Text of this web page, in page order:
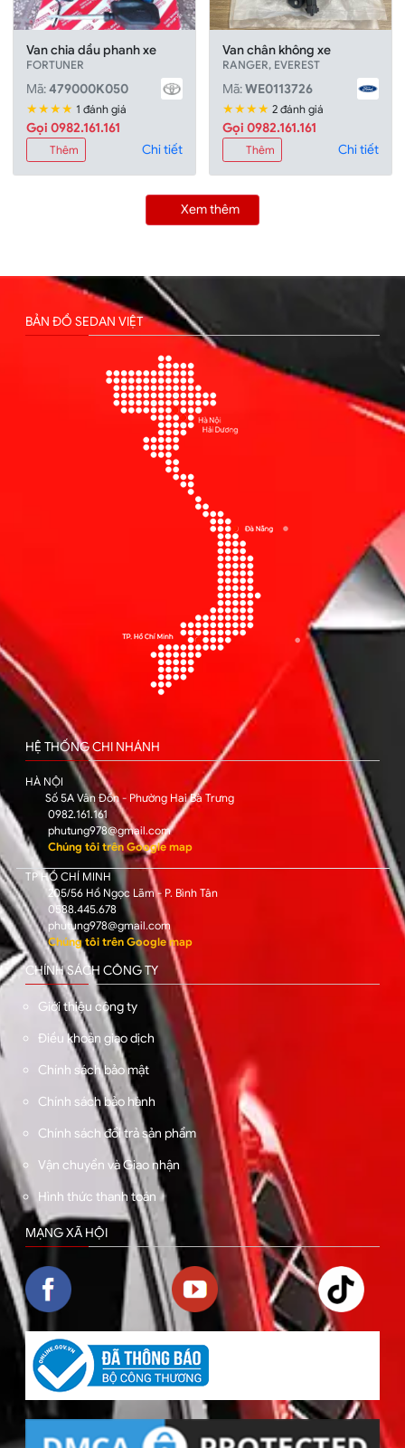
Van chia dầu phanh xe
FORTUNER
Mã:479000K050
★★★★ 1 đánh giá
Gọi 0982.161.161
Thêm Chi tiết
Van chân không xe
RANGER, EVEREST
Mã:WE0113726
★★★★ 2 đánh giá
Gọi 0982.161.161
Thêm Chi tiết
Xem thêm
BẢN ĐỒ SEDAN VIỆT
HỆ THỐNG CHI NHÁNH
HÀ NỘI
Số 5A Vân Đồn - Phường Hai Bà Trưng
0982.161.161
phutung978@gmail.com
Chúng tôi trên Google map
TP HỒ CHÍ MINH
205/56 Hồ Ngọc Lãm - P. Bình Tân
0588.445.678
phutung978@gmail.com
Chúng tôi trên Google map
CHÍNH SÁCH CÔNG TY
Giới thiệu công ty
Điều khoản giao dịch
Chính sách bảo mật
Chính sách bảo hành
Chính sách đổi trả sản phẩm
Vận chuyển và Giao nhận
Hình thức thanh toán
MẠNG XÃ HỘI